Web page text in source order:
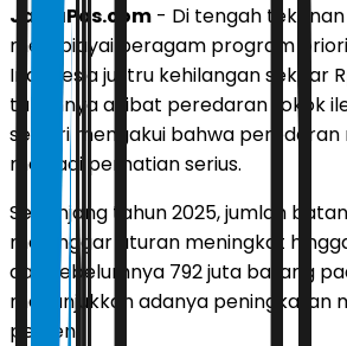
JawaPos.com - Di tengah
membiayai beragam program
Indonesia justru kehilangan sekitar
tahunnya akibat peredaran rokok
sendiri mengakui bahwa peredaran
menjadi perhatian serius.
Sepanjang tahun 2025, jumlah
melanggar aturan meningkat
dari sebelumnya 792 juta batang
menunjukkan adanya peningkatan
persen.